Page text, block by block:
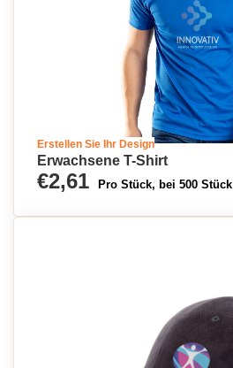
Erstellen Sie Ihr Design
Erwachsene T-Shirt
€2,61 Pro Stück, bei 500 Stück